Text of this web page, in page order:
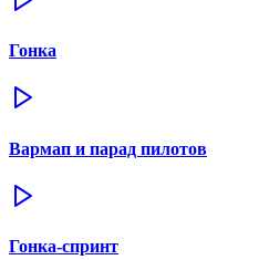
Гонка
Вармап и парад пилотов
Гонка-спринт